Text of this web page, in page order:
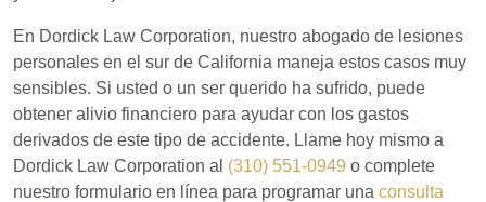
En Dordick Law Corporation, nuestro abogado de lesiones
personales en el sur de California maneja estos casos muy
sensibles. Si usted o un ser querido ha sufrido, puede
obtener alivio financiero para ayudar con los gastos
derivados de este tipo de accidente. Llame hoy mismo a
Dordick Law Corporation al (310) 551-0949 o complete
nuestro formulario en línea para programar una consulta